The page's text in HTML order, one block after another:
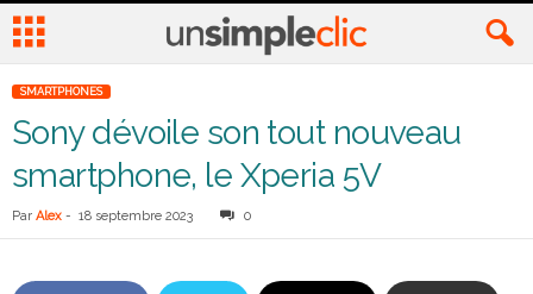
SMARTPHONES
Sony dévoile son tout nouveau
smartphone, le Xperia 5V
Par Alex - 18 septembre 2023 0